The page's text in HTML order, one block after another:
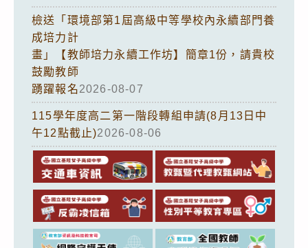
檢送「環境部第1屆高級中等學校內永續部門養
成培力計
畫」【教師培力永續工作坊】簡章1份，請貴校
鼓勵教師
踴躍報名2026-08-07
115學年度高二第一階段轉組申請(8月13日中
午12點截止)2026-08-06